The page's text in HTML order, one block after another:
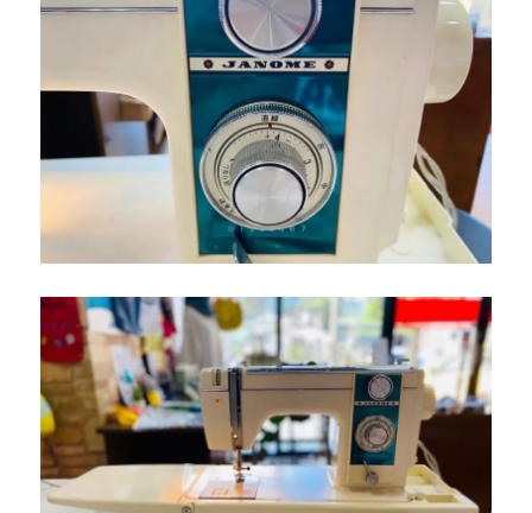
ミ
シ
ン
を
下
し
ま
た
北
九
市
小
倉
南